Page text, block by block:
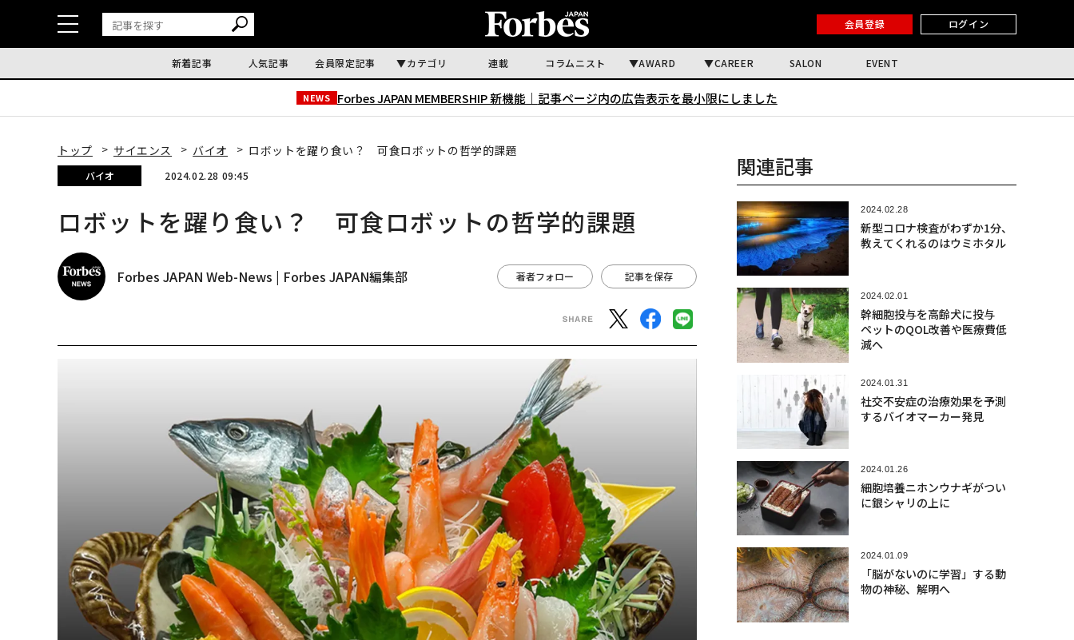
会員登録 ログイン
新着記事 人気記事 会員限定記事 カテゴリ 連載 コラムニスト AWARD CAREER SALON EVENT
NEWS Forbes JAPAN MEMBERSHIP 新機能｜ 記事ページ内の広告表示を最小限にしました
トップ サイエンス バイオ ロボットを躍り食い？ 可食ロボットの哲学的課題
バイオ 2024.02.28 09:45
ロボットを躍り食い？ 可食ロボットの哲学的課題
Forbes JAPAN Web-News | Forbes JAPAN編集部 著者フォロー 記事を保存
関連記事
2024.02.28
新型コロナ検査がわずか1分、
教えてくれるのはウミホタル
2024.02.01
幹細胞投与を高齢犬に投与
ペットのQOL改善や医療費低
減へ
2024.01.31
社交不安症の治療効果を予測
するバイオマーカー発見
2024.01.26
細胞培養ニホンウナギがつい
に銀シャリの上に
2024.01.09
「脳がないのに学習」する動
物の神秘、解明へ